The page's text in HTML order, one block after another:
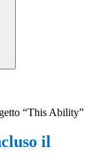
“This Ability”
il